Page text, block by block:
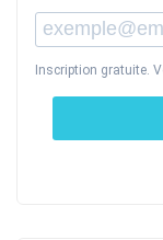
Inscription gratuite.